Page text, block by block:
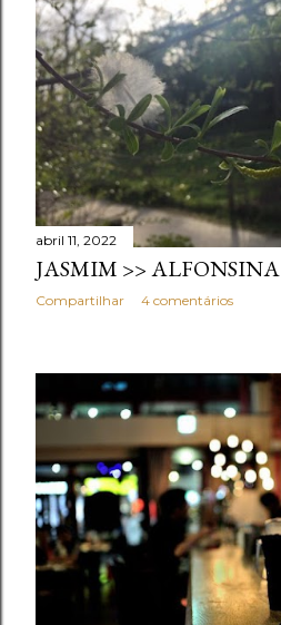
abril 11, 2022
JASMIM >>
Compartilhar 4 comentários